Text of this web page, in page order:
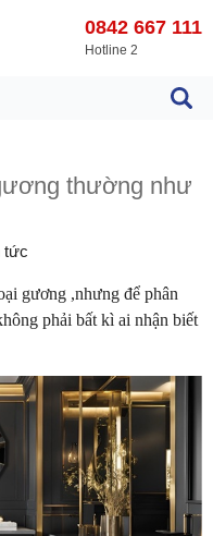
0842 667 111
Hotline 2
thường như
tức
gương ,nhưng để phân
phải bất kì ai nhận biết